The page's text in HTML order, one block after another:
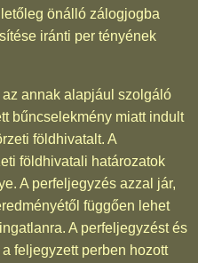
önálló zálogjogba
iránti per tényének
annak alapjául szolgáló
bűncselekmény miatt indult
földhivatalt. A
földhivatali határozatok
A perfeljegyzés azzal jár,
függően lehet
A perfeljegyzést és
feljegyzett perben hozott